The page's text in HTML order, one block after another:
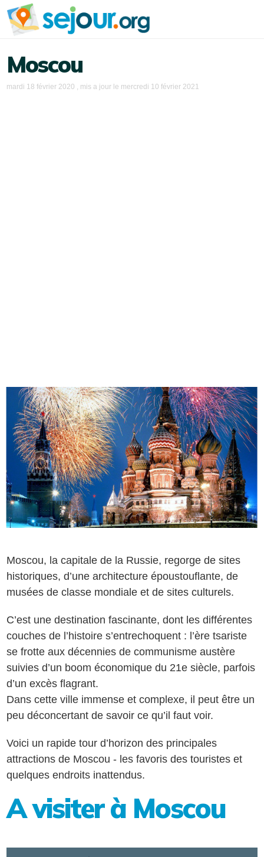
Moscou
mardi 18 février 2020 , mis a jour le mercredi 10 février 2021
Moscou, la capitale de la Russie, regorge de sites
historiques, d’une architecture époustouflante, de
musées de classe mondiale et de sites culturels.
C’est une destination fascinante, dont les différentes
couches de l’histoire s’entrechoquent : l’ère tsariste
se frotte aux décennies de communisme austère
suivies d’un boom économique du 21e siècle, parfois
d’un excès flagrant.
Dans cette ville immense et complexe, il peut être un
peu déconcertant de savoir ce qu’il faut voir.
Voici un rapide tour d’horizon des principales
attractions de Moscou - les favoris des touristes et
quelques endroits inattendus.
A visiter à Moscou